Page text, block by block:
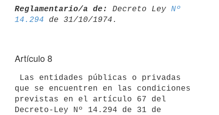
Reglamentario/a de: Decreto Ley Nº
14.294
Artículo 8
que se encuentren en las condiciones
previstas en el artículo 67 del
Decreto-Ley Nº 14.294 de 31 de